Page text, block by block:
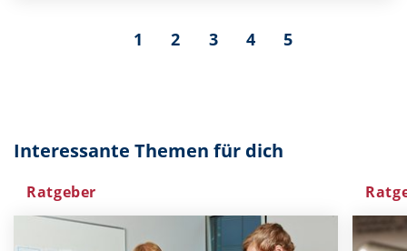
1 2 3 4 5
Interessante Themen für dich
Ratgeber